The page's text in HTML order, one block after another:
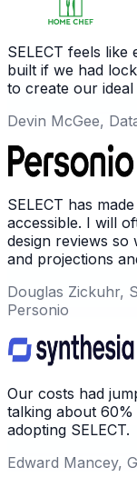
SELECT feels
built if we had
to create our
Devin McGee,
SELECT has
accessible. I will
design reviews so
and projections
Douglas Zickuhr,
Personio
Our costs had
talking about
adopting SELECT.
Edward Mancey,